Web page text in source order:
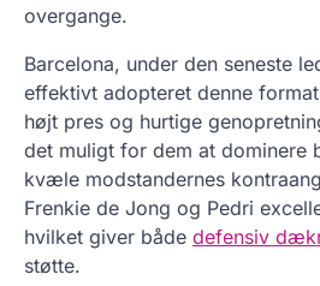
overgange.
Barcelona, under den seneste
effektivt adopteret denne
højt pres og hurtige
det muligt for dem at dominere
kvæle modstandernes
Frenkie de Jong og Pedri
hvilket giver både defensiv
støtte.